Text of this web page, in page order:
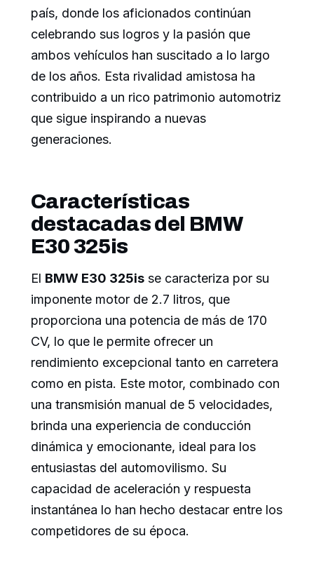
país, donde los aficionados continúan
celebrando sus logros y la pasión que
ambos vehículos han suscitado a lo largo
de los años. Esta rivalidad amistosa ha
contribuido a un rico patrimonio automotriz
que sigue inspirando a nuevas
generaciones.
Características
destacadas del BMW
E30 325is
El BMW E30 325is se caracteriza por su
imponente motor de 2.7 litros, que
proporciona una potencia de más de 170
CV, lo que le permite ofrecer un
rendimiento excepcional tanto en carretera
como en pista. Este motor, combinado con
una transmisión manual de 5 velocidades,
brinda una experiencia de conducción
dinámica y emocionante, ideal para los
entusiastas del automovilismo. Su
capacidad de aceleración y respuesta
instantánea lo han hecho destacar entre los
competidores de su época.